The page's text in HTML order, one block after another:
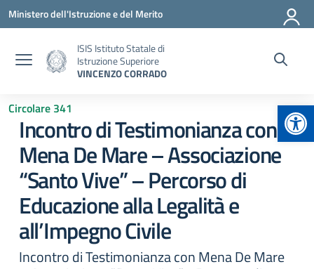
Vai ai contenuti
Vai al menu di navigazione
Vai al footer
Ministero dell'Istruzione e del Merito
ISIS Istituto Statale di
Istruzione Superiore
VINCENZO CORRADO
Circolare 341
Incontro di Testimonianza con
Mena De Mare – Associazione
“Santo Vive” – Percorso di
Educazione alla Legalità e
all’Impegno Civile
Incontro di Testimonianza con Mena De Mare